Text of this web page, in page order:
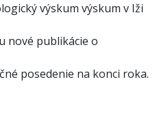
výskum výskum v Iži
nové publikácie o
posedenie na konci roka.